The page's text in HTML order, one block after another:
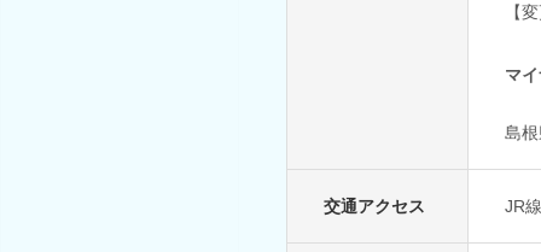
【
マ
島
交通アクセス JR